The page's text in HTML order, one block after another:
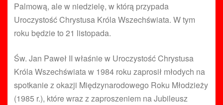
Palmową, ale w niedzielę, w którą przypada
Uroczystość Chrystusa Króla Wszechświata. W tym
roku będzie to 21 listopada.
Św. Jan Paweł II właśnie w Uroczystość Chrystusa
Króla Wszechświata w 1984 roku zaprosił młodych na
spotkanie z okazji Międzynarodowego Roku Młodzieży
(1985 r.), które wraz z zaproszeniem na Jubileusz